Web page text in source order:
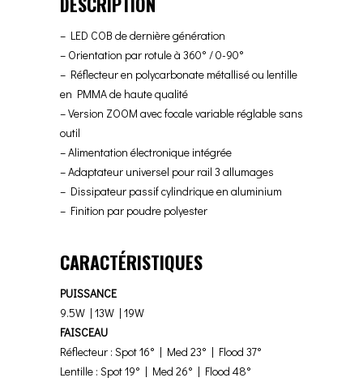
– LED COB de dernière génération
– Orientation par rotule à 360° / 0-90°
– Réflecteur en polycarbonate métallisé ou lentille
en PMMA de haute qualité
– Version ZOOM avec focale variable réglable sans
outil
– Alimentation électronique intégrée
– Adaptateur universel pour rail 3 allumages
– Dissipateur passif cylindrique en aluminium
– Finition par poudre polyester
CARACTÉRISTIQUES
PUISSANCE
9.5W | 13W | 19W
FAISCEAU
Réflecteur : Spot 16° | Med 23° | Flood 37°
Lentille : Spot 19° | Med 26° | Flood 48°